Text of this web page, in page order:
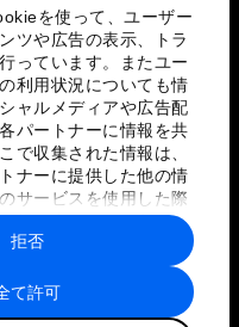
を使って、ユーザー
ツや広告の表示、トラ
っています。またユー
利用状況についても情
ャルメディアや広告配
パートナーに情報を共
で収集された情報は、
ナーに提供した他の情
サービスを使用した際
組み合わされ、各パー
されることがありま
て許可
拒否
と利用規約
プ